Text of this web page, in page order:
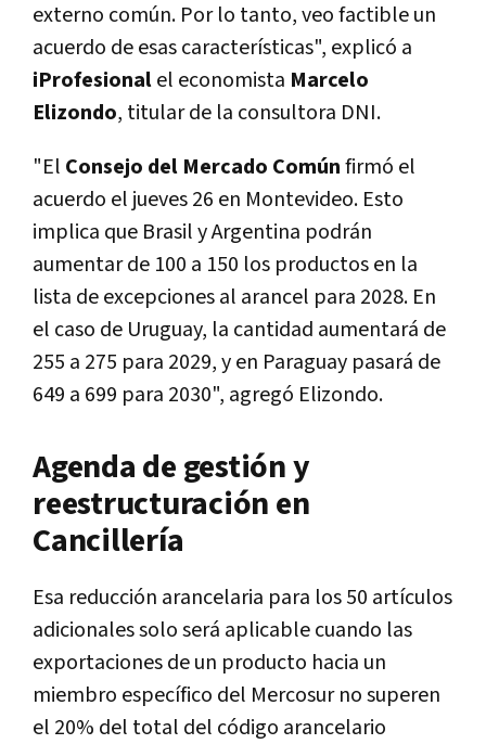
externo común. Por lo tanto, veo factible un
acuerdo de esas características", explicó a
iProfesionalel economista Marcelo
Elizondo, titular de la consultora DNI.
"El Consejo del Mercado Comúnfirmó el
acuerdo el jueves 26 en Montevideo. Esto
implica que Brasil y Argentina podrán
aumentar de 100 a 150 los productos en la
lista de excepciones al arancel para 2028. En
el caso de Uruguay, la cantidad aumentará de
255 a 275 para 2029, y en Paraguay pasará de
649 a 699 para 2030", agregó Elizondo.
Agenda de gestión y
reestructuración en
Cancillería
Esa reducción arancelaria para los 50 artículos
adicionales solo será aplicable cuando las
exportaciones de un producto hacia un
miembro específico del Mercosur no superen
el 20% del total del código arancelario